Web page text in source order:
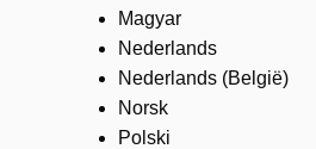
Magyar
Nederlands
Nederlands (België)
Norsk
Polski